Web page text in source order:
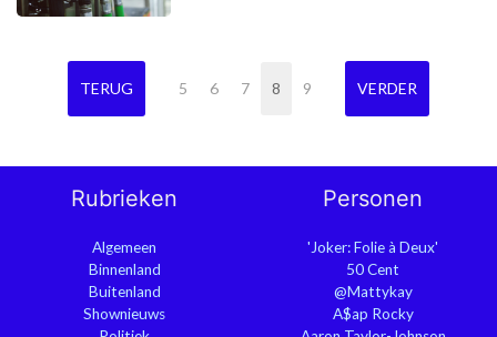
TERUG 5 6 7 8 9 VERDER
Rubrieken
Algemeen
Binnenland
Buitenland
Shownieuws
Personen
'Joker: Folie à Deux'
50 Cent
@Mattykay
A$ap Rocky